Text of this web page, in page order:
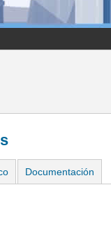
Documentación